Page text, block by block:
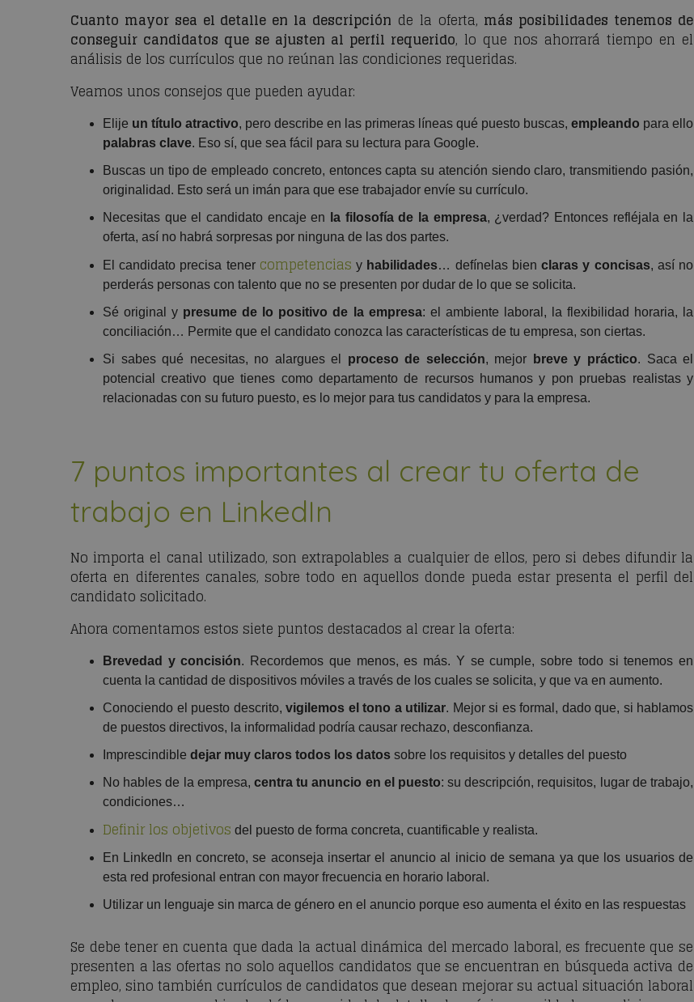
Cuanto mayor sea el detalle en la descripción de la oferta, más posibilidades tenemos de
conseguir candidatos que se ajusten al perfil requerido, lo que nos ahorrará tiempo en el
análisis de los currículos que no reúnan las condiciones requeridas.
Veamos unos consejos que pueden ayudar:
Elije un título atractivo, pero describe en las primeras líneas qué puesto buscas, empleando para ello
palabras clave. Eso sí, que sea fácil para su lectura para Google.
Buscas un tipo de empleado concreto, entonces capta su atención siendo claro, transmitiendo pasión,
originalidad. Esto será un imán para que ese trabajador envíe su currículo.
Necesitas que el candidato encaje en
la filosofía de la empresa, ¿verdad? Entonces refléjala en la
oferta, así no habrá sorpresas por ninguna de las dos partes.
El candidato precisa tener competencias y habilidades… defínelas bienclaras y concisas, así no
perderás personas con talento que no se presenten por dudar de lo que se solicita.
Sé original y presume de lo positivo de la empresa: el ambiente laboral, la flexibilidad horaria, la
conciliación… Permite que el candidato conozca las características de tu empresa, son ciertas.
Si sabes qué necesitas, no alargues el proceso de selección, mejor breve y práctico. Saca el
potencial creativo que tienes como departamento de recursos humanos y pon pruebas realistas y
relacionadas con su futuro puesto, es lo mejor para tus candidatos y para la empresa.
7 puntos importantes al crear tu oferta de
trabajo en LinkedIn
No importa el canal utilizado, son extrapolables a cualquier de ellos, pero si debes difundir la
oferta en diferentes canales, sobre todo en aquellos donde pueda estar presenta el perfil del
candidato solicitado.
Ahora comentamos estos siete puntos destacados al crear la oferta:
Brevedad y concisión. Recordemos que menos, es más. Y se cumple, sobre todo si tenemos en
cuenta la cantidad de dispositivos móviles a través de los cuales se solicita, y que va en aumento.
Conociendo el puesto descrito, vigilemos el tono a utilizar. Mejor si es formal, dado que, si hablamos
de puestos directivos, la informalidad podría causar rechazo, desconfianza.
Imprescindible dejar muy claros todos los datos sobre los requisitos y detalles del puesto
No hables de la empresa, centra tu anuncio en el puesto: su descripción, requisitos, lugar de trabajo,
condiciones…
Definir los objetivos del puesto de forma concreta, cuantificable y realista.
En LinkedIn en concreto, se aconseja insertar el anuncio al inicio de semana ya que los usuarios de
esta red profesional entran con mayor frecuencia en horario laboral.
Utilizar un lenguaje sin marca de género en el anuncio porque eso aumenta el éxito en las respuestas
Se debe tener en cuenta que dada la actual dinámica del mercado laboral, es frecuente que se
presenten a las ofertas no solo aquellos candidatos que se encuentran en búsqueda activa de
empleo, sino también currículos de candidatos que desean mejorar su actual situación laboral